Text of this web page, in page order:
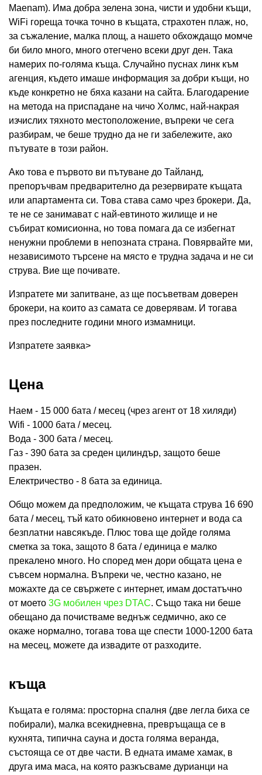
Maenam). Има добра зелена зона, чисти и удобни къщи,
WiFi гореща точка точно в къщата, страхотен плаж, но,
за съжаление, малка площ, а нашето обхождащо момче
би било много, много отегчено всеки друг ден. Така
намерих по-голяма къща. Случайно пуснах линк към
агенция, където имаше информация за добри къщи, но
къде конкретно не бяха казани на сайта. Благодарение
на метода на приспадане на чичо Холмс, най-накрая
изчислих тяхното местоположение, въпреки че сега
разбирам, че беше трудно да не ги забележите, ако
пътувате в този район.
Ако това е първото ви пътуване до Тайланд,
препоръчвам предварително да резервирате къщата
или апартамента си. Това става само чрез брокери. Да,
те не се занимават с най-евтиното жилище и не
събират комисионна, но това помага да се избегнат
ненужни проблеми в непозната страна. Повярвайте ми,
независимото търсене на място е трудна задача и не си
струва. Вие ще почивате.
Изпратете ми запитване, аз ще посъветвам доверен
брокери, на които аз самата се доверявам. И тогава
през последните години много измамници.
Изпратете заявка>
Цена
Наем - 15 000 бата / месец (чрез агент от 18 хиляди)
Wifi - 1000 бата / месец.
Вода - 300 бата / месец.
Газ - 390 бата за среден цилиндър, защото беше
празен.
Електричество - 8 бата за единица.
Общо можем да предположим, че къщата струва 16 690
бата / месец, тъй като обикновено интернет и вода са
безплатни навсякъде. Плюс това ще дойде голяма
сметка за тока, защото 8 бата / единица е малко
прекалено много. Но според мен дори общата цена е
съвсем нормална. Въпреки че, честно казано, не
можахте да се свържете с интернет, имам достатъчно
от моето 3G мобилен чрез DTAC. Също така ни беше
обещано да почистваме веднъж седмично, ако се
окаже нормално, тогава това ще спести 1000-1200 бата
на месец, можете да извадите от разходите.
къща
Къщата е голяма: просторна спалня (две легла биха се
побирали), малка всекидневна, превръщаща се в
кухнята, типична сауна и доста голяма веранда,
състояща се от две части. В едната имаме хамак, в
друга има маса, на която разкъсваме дурианци на